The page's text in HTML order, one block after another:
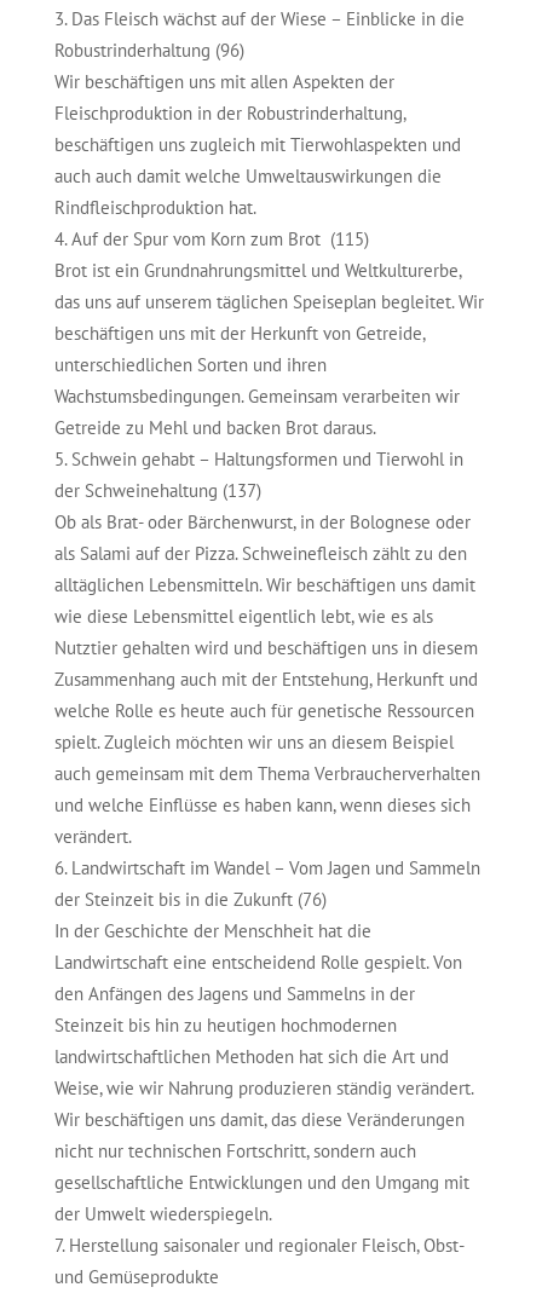
Das Fleisch wächst auf der Wiese – Einblicke in die
Robustrinderhaltung (96)
Wir beschäftigen uns mit allen Aspekten der
Fleischproduktion in der Robustrinderhaltung,
beschäftigen uns zugleich mit Tierwohlaspekten und
auch auch damit welche Umweltauswirkungen die
Rindfleischproduktion hat.
Auf der Spur vom Korn zum Brot (115)
Brot ist ein Grundnahrungsmittel und Weltkulturerbe,
das uns auf unserem täglichen Speiseplan begleitet. Wir
beschäftigen uns mit der Herkunft von Getreide,
unterschiedlichen Sorten und ihren
Wachstumsbedingungen. Gemeinsam verarbeiten wir
Getreide zu Mehl und backen Brot daraus.
Schwein gehabt – Haltungsformen und Tierwohl in
der Schweinehaltung (137)
Ob als Brat- oder Bärchenwurst, in der Bolognese oder
als Salami auf der Pizza. Schweinefleisch zählt zu den
alltäglichen Lebensmitteln. Wir beschäftigen uns damit
wie diese Lebensmittel eigentlich lebt, wie es als
Nutztier gehalten wird und beschäftigen uns in diesem
Zusammenhang auch mit der Entstehung, Herkunft und
welche Rolle es heute auch für genetische Ressourcen
spielt. Zugleich möchten wir uns an diesem Beispiel
auch gemeinsam mit dem Thema Verbraucherverhalten
und welche Einflüsse es haben kann, wenn dieses sich
verändert.
Landwirtschaft im Wandel – Vom Jagen und Sammeln
der Steinzeit bis in die Zukunft (76)
In der Geschichte der Menschheit hat die
Landwirtschaft eine entscheidend Rolle gespielt. Von
den Anfängen des Jagens und Sammelns in der
Steinzeit bis hin zu heutigen hochmodernen
landwirtschaftlichen Methoden hat sich die Art und
Weise, wie wir Nahrung produzieren ständig verändert.
Wir beschäftigen uns damit, das diese Veränderungen
nicht nur technischen Fortschritt, sondern auch
gesellschaftliche Entwicklungen und den Umgang mit
der Umwelt wiederspiegeln.
Herstellung saisonaler und regionaler Fleisch, Obst-
und Gemüseprodukte